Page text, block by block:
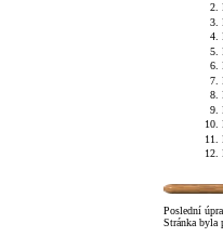
Poslední
Stránka byla